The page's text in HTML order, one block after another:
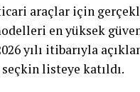
ticari araçlar için
en yüksek
yılı itibarıyla
listeye katıldı.